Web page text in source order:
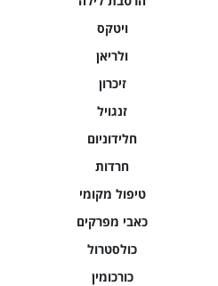
ויטקס
ולריאן
זיכרון
זנגויל
חלידוניום
חרדות
טיפול מקומי
כאבי מפרקים
כולסטרול
כורכומין